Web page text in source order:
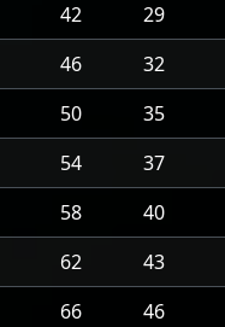
42 29
46 32
50 35
54 37
58 40
62 43
66 46